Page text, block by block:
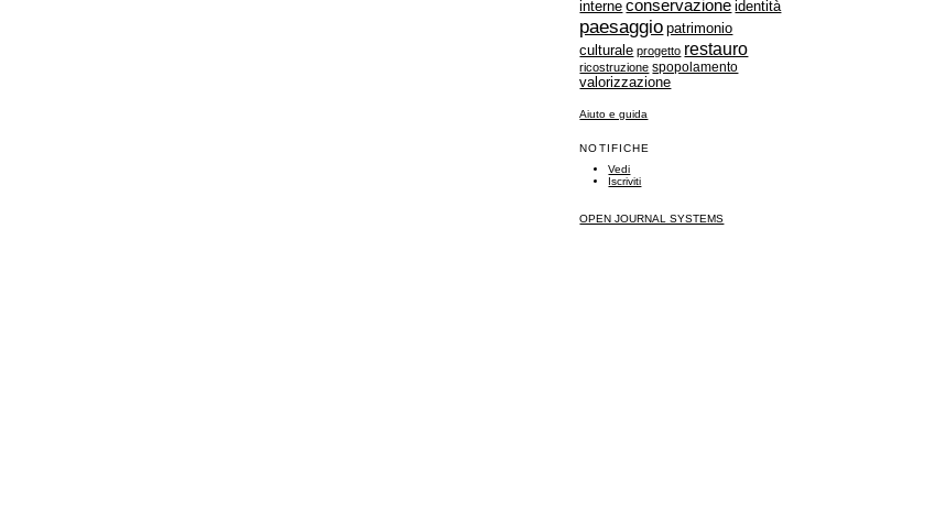
interne conservazione identità
paesaggio patrimonio
culturale progetto restauro
ricostruzione spopolamento
valorizzazione
Aiuto e guida
NOTIFICHE
Vedi
Iscriviti
OPEN JOURNAL SYSTEMS